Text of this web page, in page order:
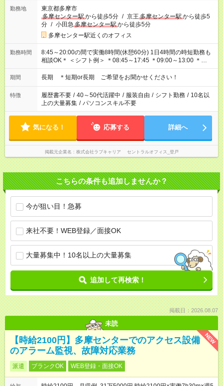
勤務地
東京都多摩市
多摩センター駅から徒歩5分 / 京王 多摩センター駅から徒歩5
分 / 小田急 多摩センター駅から徒歩5分
多摩センター駅近くのオフィス
勤務時間
8:45～20:00の間で実働8時間(休憩60分) 1日4時間の時短勤務も
相談OK＊ ＜シフト例＞ ＊08:45～17:45 ＊09:00～13:00 ＊
09:00～18:00 ＊11:00～20:00 ※時間固定OK
期間 長期 ＊短期or長期 ご希望をお聞かせください！
特徴 履歴書不要 / 40～50代活躍中 / 服装自由 / シフト勤務 / 10名以
上の大量募集 / パソコンスキル不要
気になる！ 応募する 詳細へ
掲載元企業名 株式会社ラブキャリア セントラルオフィス_登戸
こちらの条件も追加しませんか？
今が狙い目！急募
来社不要！WEB登録／面接OK
大量募集中！10名以上の大量募集
追加して再検索！
掲載日：2026.08.07
未読
NEW
【時給2100円】多摩センターでのアクセス設備
のアラーム監視、故障対応業務
派遣 ブランクOK WEB登録・面接OK